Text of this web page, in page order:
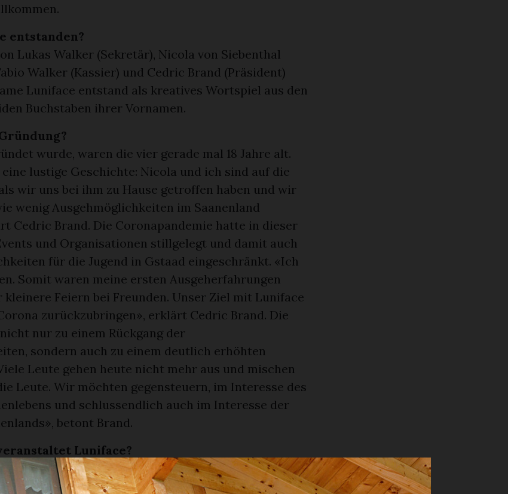
entstanden?
Lukas Walker (Sekretär), Nicola von Siebenthal
Walker (Kassier) und Cedric Brand (Präsident)
Luniface entstand als kreatives Wortspiel aus den
Buchstaben ihrer Vornamen.
wurde, waren die vier gerade mal 18 Jahre alt.
lustige Geschichte: Nicola und ich sind auf die
wir uns bei ihm zu Hause getroffen haben und wir
wenig Ausgehmöglichkeiten im Saanenland
Cedric Brand. Die Coronapandemie hatte in dieser
und Organisationen stillgelegt und damit auch
für die Jugend in Gstaad eingeschränkt. «Ich
Somit waren meine ersten Ausgeherfahrungen
Feiern bei Freunden. Unser Ziel mit Luniface
zurückzubringen», erklärt Cedric Brand. Die
nur zu einem Rückgang der
sondern auch zu einem deutlich erhöhten
Leute gehen heute nicht mehr aus und mischen
Leute. Wir möchten gegensteuern, im Interesse des
und schlussendlich auch im Interesse der
betont Brand.
Luniface?
verschiedene Anlässe, darunter das Barfest in
bekanntestes Event jeweils Ende August stattfindet.